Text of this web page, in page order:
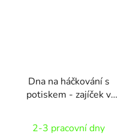
Dna na háčkování s
potiskem - zajíček v
2-3 pracovní dny